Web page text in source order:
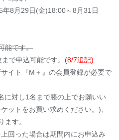
8月29日(金)18:00～8月31日
能です。
で申込可能です。 (8/7追記)
イト『M＋』の会員登録が必要で
対し1名まで膝の上でお願いい
ットをお買い求めください。)、
ます。
回った場合は期間内にお申込み